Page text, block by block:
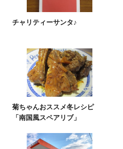
チャリティーサンタ♪
菊ちゃんおススメ冬レシピ
「南国風スペアリブ」